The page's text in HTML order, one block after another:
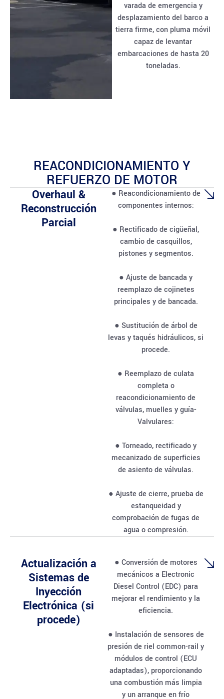
varada de emergencia y
desplazamiento del barco a
tierra firme, con pluma móvil
capaz de levantar
embarcaciones de hasta 20
toneladas.
REACONDICIONAMIENTO Y
REFUERZO DE MOTOR
Overhaul &
Reconstrucción
Parcial
● Reacondicionamiento de
componentes internos:
● Rectificado de cigüeñal,
cambio de casquillos,
pistones y segmentos.
● Ajuste de bancada y
reemplazo de cojinetes
principales y de bancada.
● Sustitución de árbol de
levas y taqués hidráulicos, si
procede.
● Reemplazo de culata
completa o
reacondicionamiento de
válvulas, muelles y guía-
Valvulares:
● Torneado, rectificado y
mecanizado de superficies
de asiento de válvulas.
● Ajuste de cierre, prueba de
estanqueidad y
comprobación de fugas de
agua o compresión.
Actualización a
Sistemas de
Inyección
Electrónica (si
procede)
● Conversión de motores
mecánicos a Electronic
Diesel Control (EDC) para
mejorar el rendimiento y la
eficiencia.
● Instalación de sensores de
presión de riel common-rail y
módulos de control (ECU
adaptadas), proporcionando
una combustión más limpia
y un arranque en frío